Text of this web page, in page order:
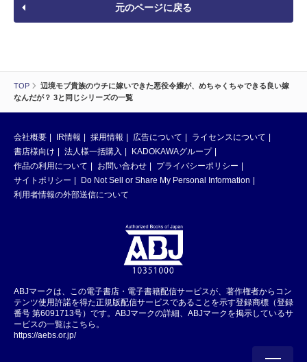
TOP
辺境モブ貴族のウチに嫁いできた悪役令嬢が、めちゃくちゃできる良い嫁
なんだが？ 3と同じシリーズの一覧
元のページに戻る
会社概要 IR情報 採用情報 広告について
ライセンスについて
書店様向け
法人様一括購入
KADOKAWAグループ
作品の利用について
お問い合わせ
プライバシーポリシー
サイトポリシー
Do Not Sell or Share My Personal Information
利用者情報の外部送信について
ABJマークは、この電子書店・電子書籍配信サービスが、著作権者からコン
テンツ使用許諾を得た正規版配信サービスであることを示す登録商標（登録
番号 第6091713号）です。ABJマークの詳細、ABJマークを掲示しているサ
ービスの一覧はこちら。
https://aebs.or.jp/